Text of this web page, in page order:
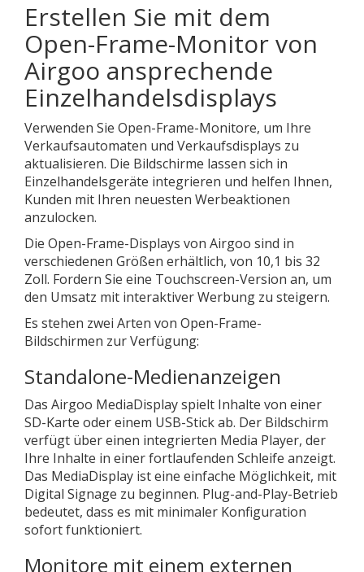
Erstellen Sie mit dem
Open-Frame-Monitor von
Airgoo ansprechende
Einzelhandelsdisplays
Verwenden Sie Open-Frame-Monitore, um Ihre
Verkaufsautomaten und Verkaufsdisplays zu
aktualisieren. Die Bildschirme lassen sich in
Einzelhandelsgeräte integrieren und helfen Ihnen,
Kunden mit Ihren neuesten Werbeaktionen
anzulocken.
Die Open-Frame-Displays von Airgoo sind in
verschiedenen Größen erhältlich, von 10,1 bis 32
Zoll. Fordern Sie eine Touchscreen-Version an, um
den Umsatz mit interaktiver Werbung zu steigern.
Es stehen zwei Arten von Open-Frame-
Bildschirmen zur Verfügung:
Standalone-Medienanzeigen
Das Airgoo MediaDisplay spielt Inhalte von einer
SD-Karte oder einem USB-Stick ab. Der Bildschirm
verfügt über einen integrierten Media Player, der
Ihre Inhalte in einer fortlaufenden Schleife anzeigt.
Das MediaDisplay ist eine einfache Möglichkeit, mit
Digital Signage zu beginnen. Plug-and-Play-Betrieb
bedeutet, dass es mit minimaler Konfiguration
sofort funktioniert.
Monitore mit einem externen